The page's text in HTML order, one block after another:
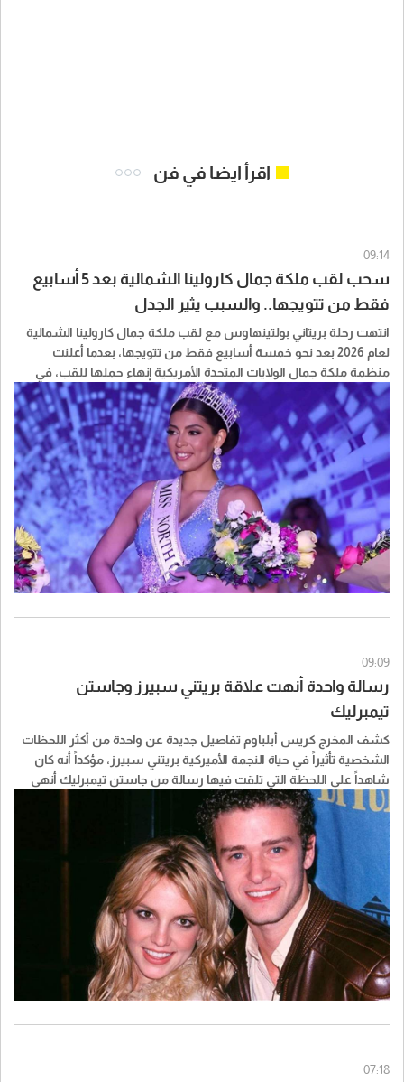
اقرأ ايضا في فن
09:14
سحب لقب ملكة جمال كارولينا الشمالية بعد 5 أسابيع
فقط من تتويجها.. والسبب يثير الجدل
انتهت رحلة بريتاني بولتينهاوس مع لقب ملكة جمال كارولينا الشمالية
لعام 2026 بعد نحو خمسة أسابيع فقط من تتويجها، بعدما أعلنت
منظمة ملكة جمال الولايات المتحدة الأمريكية إنهاء حملها للقب، في
قرار أثار تساؤلات واسعة حول الأسباب التي أدت إليه.
09:09
رسالة واحدة أنهت علاقة بريتني سبيرز وجاستن
تيمبرليك
كشف المخرج كريس أبلباوم تفاصيل جديدة عن واحدة من أكثر اللحظات
الشخصية تأثيراً في حياة النجمة الأميركية بريتني سبيرز، مؤكداً أنه كان
شاهداً على اللحظة التي تلقت فيها رسالة من جاستن تيمبرليك أنهى
(The Darkchild Remix)".
07:18